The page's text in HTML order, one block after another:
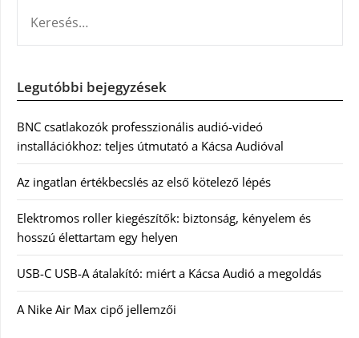
Legutóbbi bejegyzések
BNC csatlakozók professzionális audió-videó
installációkhoz: teljes útmutató a Kácsa Audióval
Az ingatlan értékbecslés az első kötelező lépés
Elektromos roller kiegészítők: biztonság, kényelem és
hosszú élettartam egy helyen
USB-C USB-A átalakító: miért a Kácsa Audió a megoldás
A Nike Air Max cipő jellemzői